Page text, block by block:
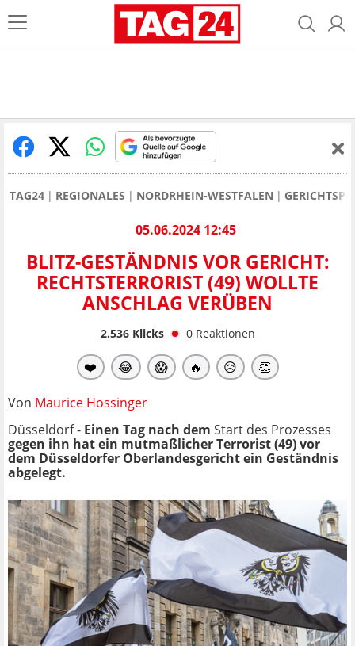
TAG24 REGIONALES NORDRHEIN-WESTFALEN
05.06.2024 12:45
BLITZ-GESTÄNDNIS VOR GERICHT:
RECHTSTERRORIST (49) WOLLTE
ANSCHLAG VERÜBEN
2.536Klicks 0 Reaktionen
❤️ 😂 😱 🔥 😥 👏
Von Maurice Hossinger
Düsseldorf - Einen Tag nach dem Start des Prozesses
gegen ihn hat ein mutmaßlicher Terrorist (49) vor
dem Düsseldorfer Oberlandesgericht ein Geständnis
abgelegt.